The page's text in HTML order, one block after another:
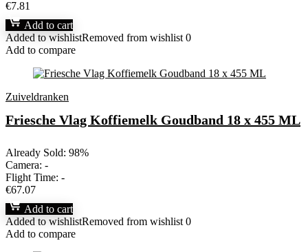
€7.81
Add to cart
Added to wishlistRemoved from wishlist 0
Add to compare
Zuiveldranken
Friesche Vlag Koffiemelk Goudband 18 x 455 ML
Already Sold: 98%
Camera: -
Flight Time: -
€67.07
Add to cart
Added to wishlistRemoved from wishlist 0
Add to compare